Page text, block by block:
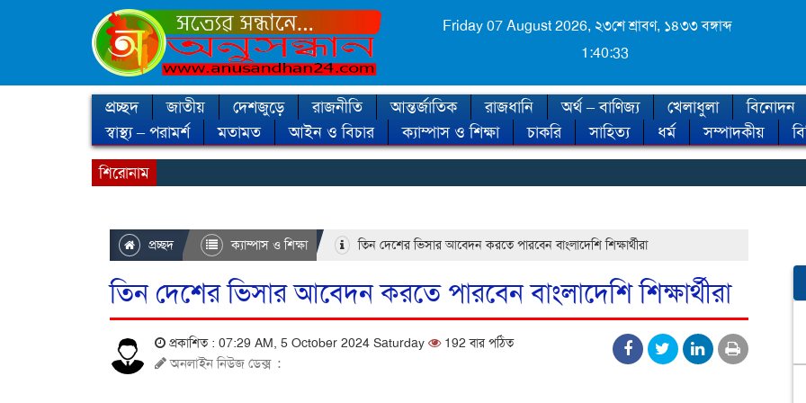
Friday 07 August 2026, ২৩শে শ্রাবণ, ১৪৩৩ বঙ্গাব্দ
1:40:34
প্রচ্ছদ জাতীয় দেশজুড়ে রাজনীতি আন্তর্জাতিক রাজধানি অর্থ – বাণিজ্য খেলাধুলা বিনোদন
স্বাস্থ্য – পরামর্শ
মতামত আইন ও বিচার ক্যাম্পাস ও শিক্ষা চাকরি সাহিত্য ধর্ম সম্পাদকীয়
শিরোনাম
প্রচ্ছদ ক্যাম্পাস ও শিক্ষা তিন দেশের ভিসার আবেদন করতে পারবেন বাংলাদেশি শিক্ষার্থীরা
তিন দেশের ভিসার আবেদন করতে পারবেন বাংলাদেশি শিক্ষার্থীরা
প্রকাশিত : 07:29 AM, 5 October 2024 Saturday 192 বার পঠিত
অনলাইন নিউজ ডেক্স :